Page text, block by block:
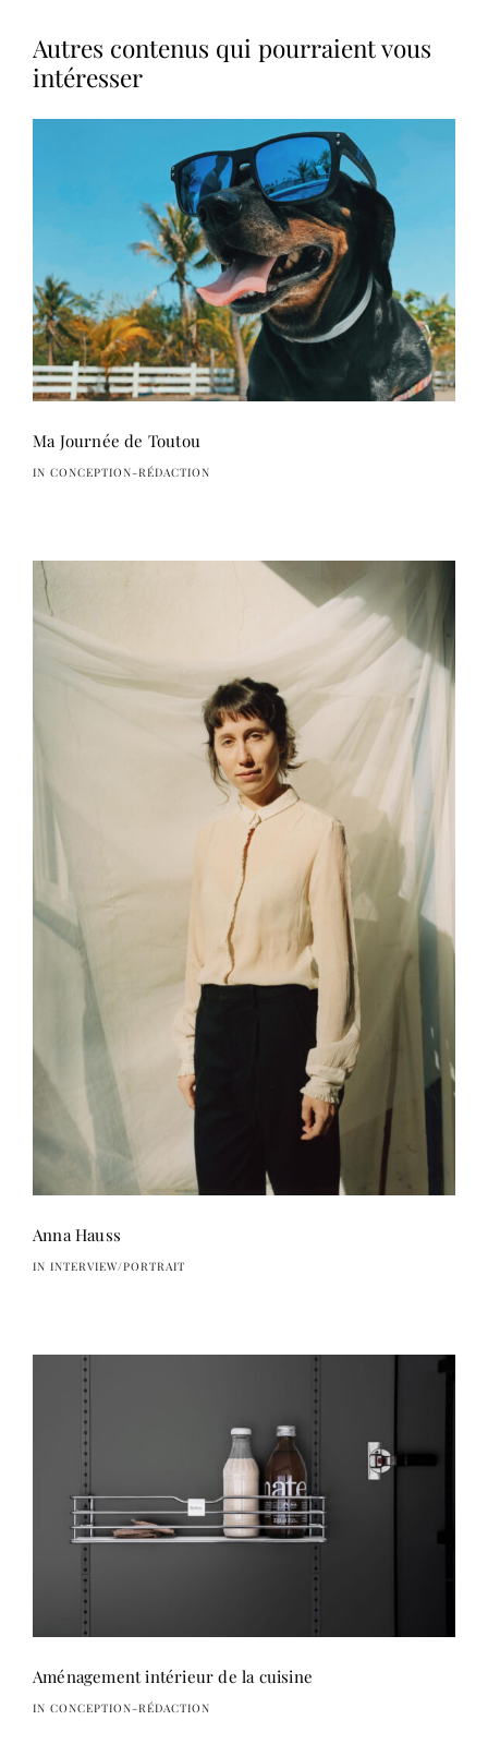
Autres contenus qui pourraient vous
intéresser
Ma Journée de Toutou
IN CONCEPTION-RÉDACTION
Anna Hauss
IN INTERVIEW/PORTRAIT
Aménagement intérieur de la cuisine
IN CONCEPTION-RÉDACTION